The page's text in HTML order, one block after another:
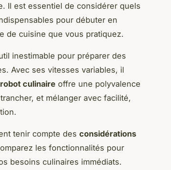
Il est essentiel de considérer quels
pour débuter en
de cuisine que vous pratiquez.
inestimable pour préparer des
Avec ses vitesses variables, il
robot culinaire offre une polyvalence
et mélanger avec facilité,
tenir compte des considérations
les fonctionnalités pour
besoins culinaires immédiats.